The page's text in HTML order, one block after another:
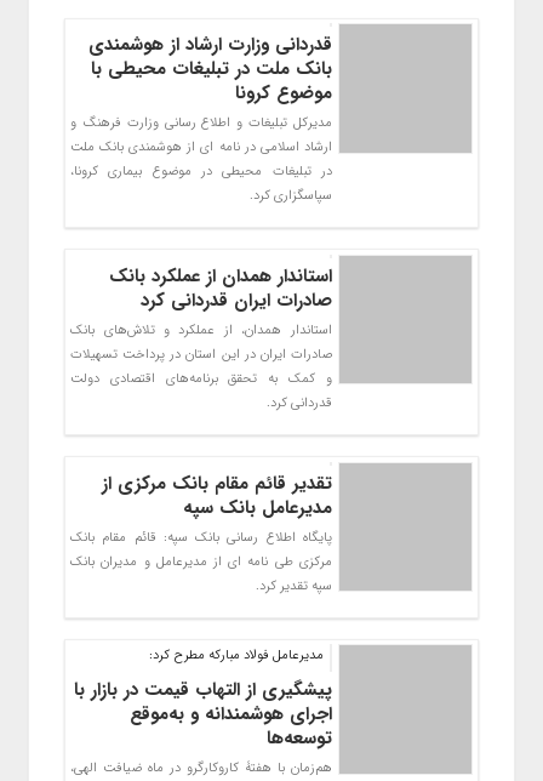
قدردانی وزارت ارشاد از هوشمندی
بانک ملت در تبلیغات محیطی با
موضوع کرونا
مدیرکل تبلیغات و اطلاع رسانی وزارت فرهنگ و
ارشاد اسلامی در نامه ای از هوشمندی بانک ملت
در تبلیغات محیطی در موضوع بیماری کرونا،
سپاسگزاری کرد.
استاندار همدان از عملکرد بانک
صادرات ایران قدردانی کرد
استاندار همدان، از عملکرد و تلاش‌های بانک
صادرات ایران در این استان در پرداخت تسهیلات
و کمک به تحقق برنامه‌های اقتصادی دولت
قدردانی کرد.
تقدیر قائم مقام بانک مرکزی از
مدیرعامل بانک سپه
پایگاه اطلاع رسانی بانک سپه: قائم مقام بانک
مرکزی طی نامه ای از مدیرعامل و مدیران بانک
سپه تقدیر کرد.
مدیرعامل فولاد مبارکه مطرح کرد:
پیشگیری از التهاب قیمت در بازار با
اجرای هوشمندانه و به‌موقع
توسعه‌ها
هم‌زمان با هفتۀ کاروکارگرو در ماه ضیافت الهی،